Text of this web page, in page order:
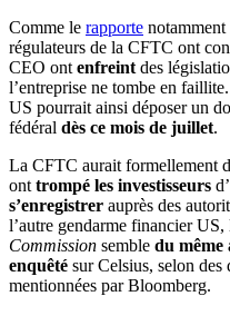
Comme le rapporte
régulateurs de la CFTC ont
CEO ont enfreint des
l’entreprise ne tombe en
US pourrait ainsi déposer un
fédéral dès ce mois de juillet.
La CFTC aurait formellement
ont trompé les investisseurs
s’enregistrer auprès des
l’autre gendarme financier US,
Commission semble du même
enquêté sur Celsius, selon
mentionnées par Bloomberg.